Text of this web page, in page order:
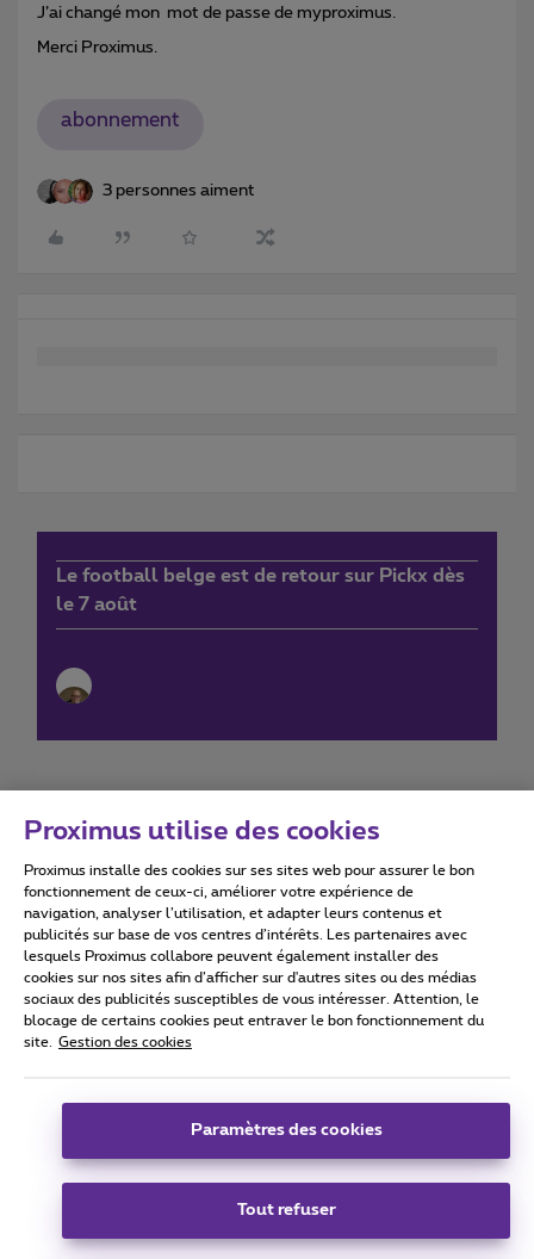
J’ai changé mon mot de passe de myproximus.
Merci Proximus.
abonnement
3 personnes aiment
Le football belge est de retour sur Pickx dès
le 7 août
Conditions d'utilisation Accessibility statement
Tous droits réservés. © 2026 Proximus
Conditions générales, info consommateur
Coordonnées de l’entreprise
Boulevard du Roi Albert II 27 - B-1030 Bruxelles.
Proximus utilise des cookies
Proximus installe des cookies sur ses sites web pour assurer le bon
fonctionnement de ceux-ci, améliorer votre expérience de
navigation, analyser l’utilisation, et adapter leurs contenus et
publicités sur base de vos centres d’intérêts. Les partenaires avec
lesquels Proximus collabore peuvent également installer des
cookies sur nos sites afin d’afficher sur d'autres sites ou des médias
sociaux des publicités susceptibles de vous intéresser. Attention, le
blocage de certains cookies peut entraver le bon fonctionnement du
site.
Gestion des cookies
Paramètres des cookies
Tout refuser